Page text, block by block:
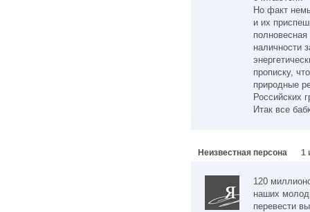
Но факт
и их
наличности
прописку,
природные
Российских
Итак все
Неизвестная персона 1
120
наших
перевести